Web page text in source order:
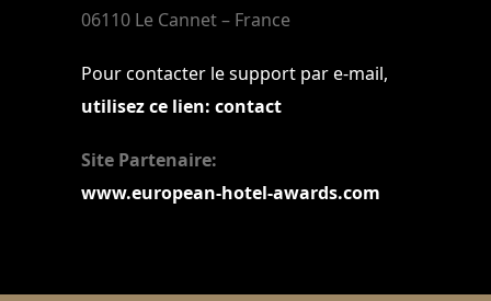
06110 Le Cannet – France
Pour contacter le support par e-mail,
utilisez ce lien: contact
Site Partenaire:
www.european-hotel-awards.com